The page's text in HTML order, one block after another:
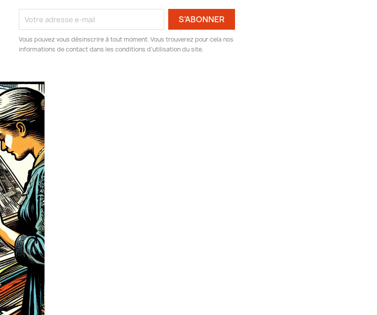
Vous pouvez vous désinscrire à tout moment. Vous trouverez pour cela nos
informations de contact dans les conditions d'utilisation du site.